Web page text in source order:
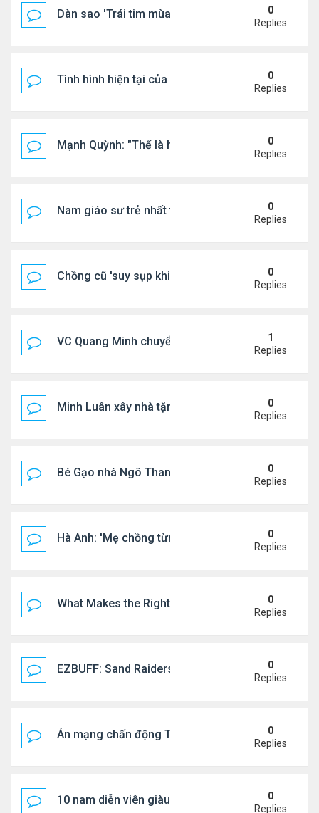
Dàn sao 'Trái tim mùa thu' sau 26 năm
0
Replies
Tình hình hiện tại của Quang Lê
0
Replies
Mạnh Quỳnh: "Thế là hết"
0
Replies
Nam giáo sư trẻ nhất thế giới ở tuổi 18
0
Replies
Chồng cũ 'suy sụp khi biết tin Nicole Kidman có
0
Replies
VC Quang Minh chuyển về tổ ấm
1
Replies
Minh Luân xây nhà tặng cha mẹ
0
Replies
Bé Gạo nhà Ngô Thanh Vân dễ thương trong tiệc
0
Replies
Hà Anh: 'Mẹ chồng từng ngạc nhiên vì tôi luôn trả
0
Replies
What Makes the Right Retail POS Matter?0
Replies
EZBUFF: Sand Raiders of Sophie Farming
0
Replies
Án mạng chấn động Thái lan: hai chị em người
0
Replies
10 nam diễn viên giàu nhất Trung Quốc 2026
0
Replies